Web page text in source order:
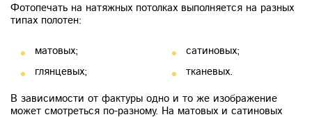
Фотопечать на натяжных потолках выполняется на разных
типах полотен:
матовых;
глянцевых;
сатиновых;
тканевых.
В зависимости от фактуры одно и то же изображение
может смотреться по-разному. На матовых и сатиновых